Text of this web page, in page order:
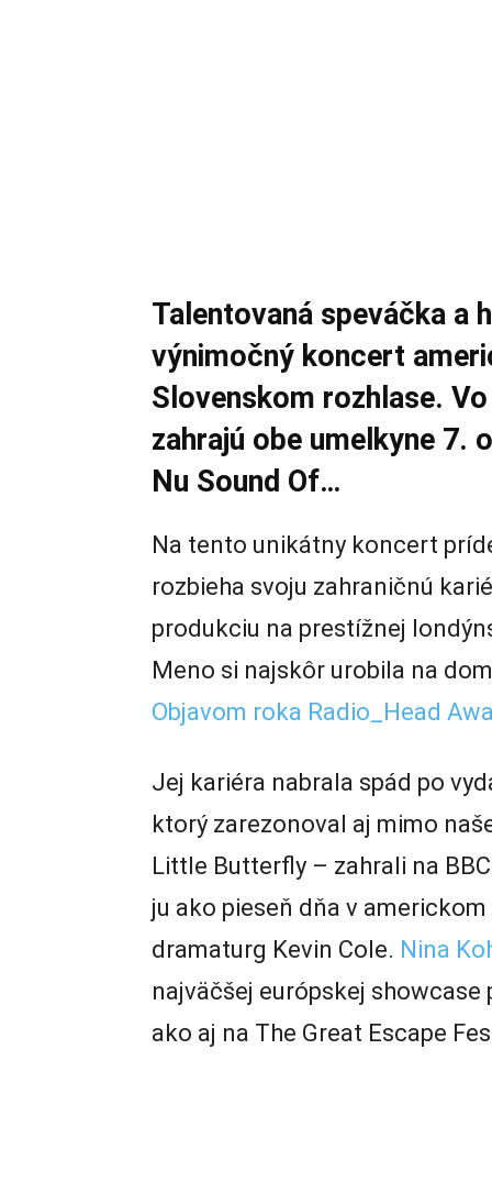
Talentovaná speváčka a
výnimočný koncert
Slovenskom rozhlase.
zahrajú obe umelkyne 7.
Nu Sound Of…
Na tento unikátny koncert
rozbieha svoju zahraničnú
produkciu na prestížnej
Meno si najskôr urobila na
Objavom roka Radio_Head
Jej kariéra nabrala spád po
ktorý zarezonoval aj mimo
Little Butterfly – zahrali na
ju ako pieseň dňa v
dramaturg Kevin Cole. Nina
najväčšej európskej
ako aj na The Great Escape